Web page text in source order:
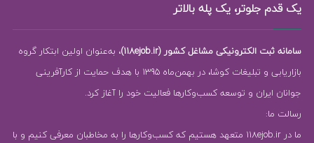
یک قدم جلوتر، یک پله بالاتر
سامانه ثبت الکترونیکی مشاغل کشور (118ejob.ir)
، به‌عنوان اولین ابتکار گروه
بازاریابی و تبلیغات کوشا، در بهمن‌ماه 1395 با هدف حمایت از کارآفرینی
جوانان ایران و توسعه کسب‌وکارها فعالیت خود را آغاز کرد.
رسالت ما:
ما در 118ejob.ir متعهد هستیم که کسب‌وکارها را به مخاطبان معرفی کنیم و با